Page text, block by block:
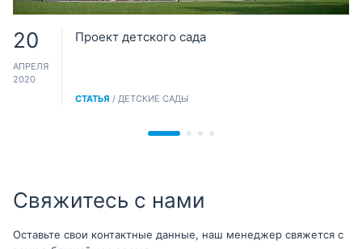
20
АПРЕЛЯ
2020
Проект детского сада
СТАТЬЯ / ДЕТСКИЕ САДЫ
Свяжитесь с нами
Оставьте свои контактные данные, наш менеджер свяжется с